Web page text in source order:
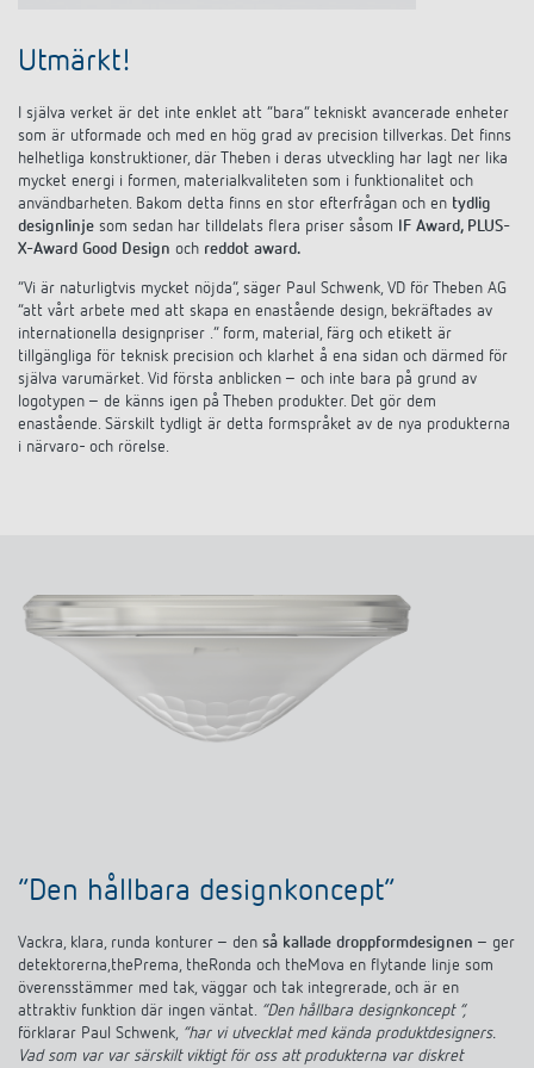
Utmärkt!
I själva verket är det inte enklet att ”bara” tekniskt avancerade enheter
som är utformade och med en hög grad av precision tillverkas. Det finns
helhetliga konstruktioner, där Theben i deras utveckling har lagt ner lika
mycket energi i formen, materialkvaliteten som i funktionalitet och
användbarheten. Bakom detta finns en stor efterfrågan och en tydlig
designlinje som sedan har tilldelats flera priser såsom IF Award, PLUS-
X-Award Good Design och reddot award.
”Vi är naturligtvis mycket nöjda”, säger Paul Schwenk, VD för Theben AG
”att vårt arbete med att skapa en enastående design, bekräftades av
internationella designpriser .” form, material, färg och etikett är
tillgängliga för teknisk precision och klarhet å ena sidan och därmed för
själva varumärket. Vid första anblicken – och inte bara på grund av
logotypen – de känns igen på Theben produkter. Det gör dem
enastående. Särskilt tydligt är detta formspråket av de nya produkterna
i närvaro- och rörelse.
”Den hållbara designkoncept”
Vackra, klara, runda konturer – den så kallade droppformdesignen – ger
detektorerna,thePrema, theRonda och theMova en flytande linje som
överensstämmer med tak, väggar och tak integrerade, och är en
attraktiv funktion där ingen väntat.
”Den hållbara designkoncept ”,
förklarar Paul Schwenk, ”har vi utvecklat med kända produktdesigners.
Vad som var var särskilt viktigt för oss att produkterna var diskret